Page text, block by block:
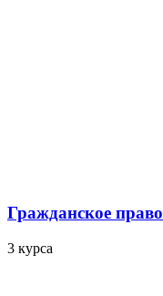
Гражданское право
3 курса